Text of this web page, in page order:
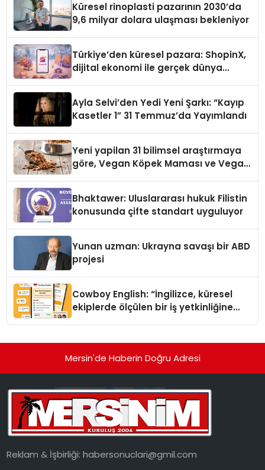
Küresel rinoplasti pazarının 2030’da
9,6 milyar dolara ulaşması bekleniyor
Türkiye’den küresel pazara: ShopinX,
dijital ekonomi ile gerçek dünya
Ayla Selvi’den Yedi Yeni Şarkı: “Kayıp
Kasetler 1” 31 Temmuz’da Yayımlandı
Yeni yapilan 31 bilimsel araştırmaya
göre, Vegan Köpek Maması ve Vegan
Bhaktawer: Uluslararası hukuk Filistin
konusunda çifte standart uyguluyor
Yunan uzman: Ukrayna savaşı bir ABD
projesi
Cowboy English: “İngilizce, küresel
ekiplerde ölçülen bir iş yetkinliğine
Mersin'de Haberin Doğru Adresi
Reklam & İşbirliği:habersonuclari@gmil.com